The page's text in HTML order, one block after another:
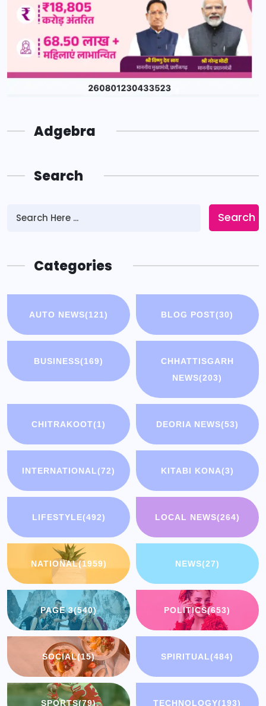
Adgebra
Search
Search
Categories
AUTO NEWS(121) BLOG POST(30)
BUSINESS(169)
CHHATTISGARH
NEWS(203)
CHITRAKOOT(1) DEORIA NEWS(53)
INTERNATIONAL(72) KITABI KONA(3)
LIFESTYLE(492) LOCAL NEWS(264)
NATIONAL(1959) NEWS(27)
PAGE 3(540) POLITICS(653)
SOCIAL(15) SPIRITUAL(484)
SPORTS(79) TECHNOLOGY(193)